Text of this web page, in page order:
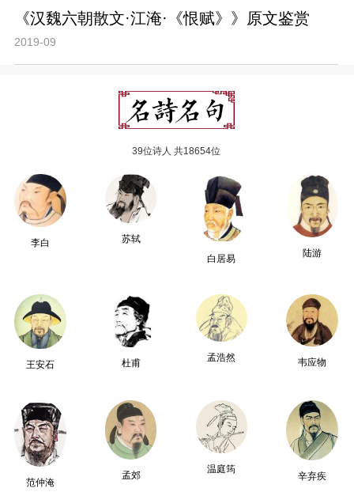
《汉魏六朝散文·江淹·《恨赋》》原文鉴赏
2019-09
39位诗人 共18654位
李白
苏轼
白居易
陆游
王安石 杜甫
孟浩然 韦应物
范仲淹
孟郊
温庭筠
辛弃疾